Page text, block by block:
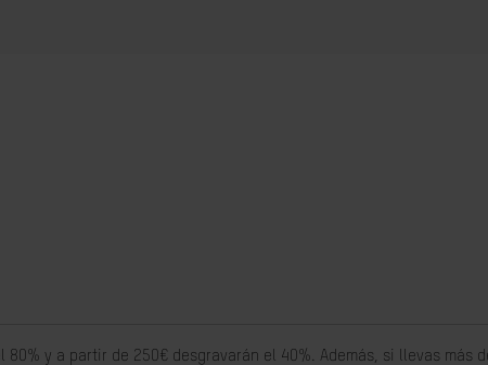
y a partir de 250€ desgravarán el 40%. Además, si llevas más